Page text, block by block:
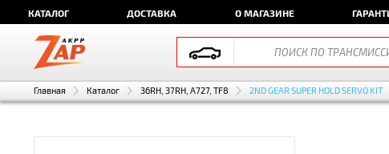
КАТАЛОГ ДОСТАВКА О МАГАЗИНЕ
Главная Каталог 36RH, 37RH, A727, TF8 2ND GEAR SUPER HOLD SERVO KIT